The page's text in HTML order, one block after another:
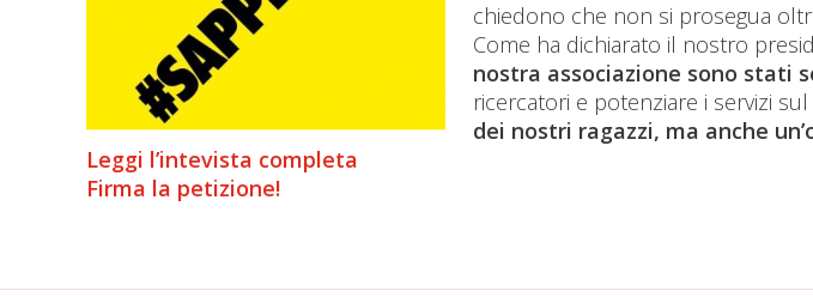
chiedono che non si prosegua
Come ha dichiarato il nostro
nostra associazione sono stati
ricercatori e potenziare i servizi
dei nostri ragazzi, ma anche
Leggi l’intevista completa
Firma la petizione!